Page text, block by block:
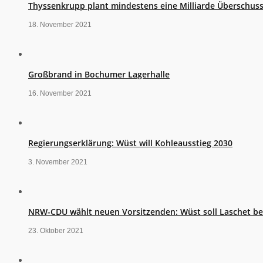
Thyssenkrupp plant mindestens eine Milliarde Überschuss
18. November 2021
Großbrand in Bochumer Lagerhalle
16. November 2021
Regierungserklärung: Wüst will Kohleausstieg 2030
3. November 2021
NRW-CDU wählt neuen Vorsitzenden: Wüst soll Laschet
23. Oktober 2021